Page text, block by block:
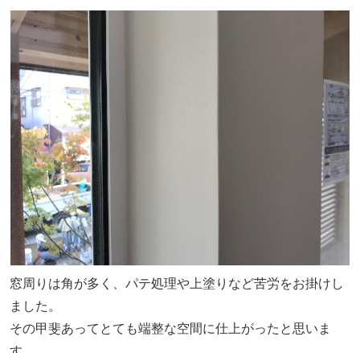
窓周りは角が多く、パテ処理や上塗りなど苦労をお掛けし
ました。
その甲斐あってとても端整な空間に仕上がったと思いま